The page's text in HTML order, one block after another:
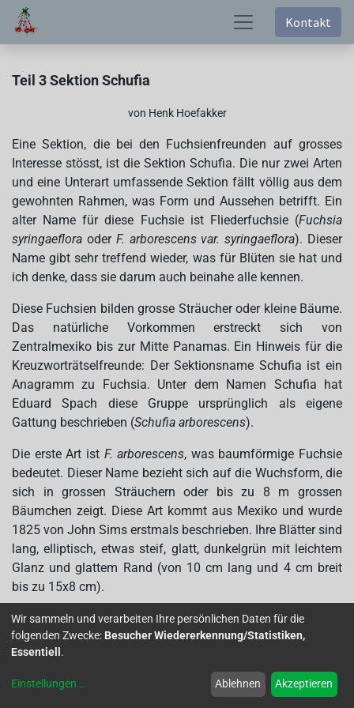
Kontakt
Teil 3 Sektion Schufia
von Henk Hoefakker
Eine Sektion, die bei den Fuchsienfreunden auf grosses
Interesse stösst, ist die Sektion Schufia. Die nur zwei Arten
und eine Unterart umfassende Sektion fällt völlig aus dem
gewohnten Rahmen, was Form und Aussehen betrifft. Ein
alter Name für diese Fuchsie ist Fliederfuchsie (Fuchsia
syringaeflora oder F. arborescens var. syringaeflora). Dieser
Name gibt sehr treffend wieder, was für Blüten sie hat und
ich denke, dass sie darum auch beinahe alle kennen.
Diese Fuchsien bilden grosse Sträucher oder kleine Bäume.
Das natürliche Vorkommen erstreckt sich von
Zentralmexiko bis zur Mitte Panamas. Ein Hinweis für die
Kreuzworträtselfreunde: Der Sektionsname Schufia ist ein
Anagramm zu Fuchsia. Unter dem Namen Schufia hat
Eduard Spach diese Gruppe ursprünglich als eigene
Gattung beschrieben (Schufia arborescens).
Die erste Art ist F. arborescens, was baumförmige Fuchsie
bedeutet. Dieser Name bezieht sich auf die Wuchsform, die
sich in grossen Sträuchern oder bis zu 8 m grossen
Bäumchen zeigt. Diese Art kommt aus Mexiko und wurde
1825 von John Sims erstmals beschrieben. Ihre Blätter sind
lang, elliptisch, etwas steif, glatt, dunkelgrün mit leichtem
Glanz und glattem Rand (von 10 cm lang und 4 cm breit
bis zu 15x8 cm).
Wir sammeln und verarbeiten Ihre persönlichen Daten für die
folgenden Zwecke: Besucher Wiedererkennung/Statistiken,
Essentiell .
Einstellungen... Ablehnen Akzeptieren